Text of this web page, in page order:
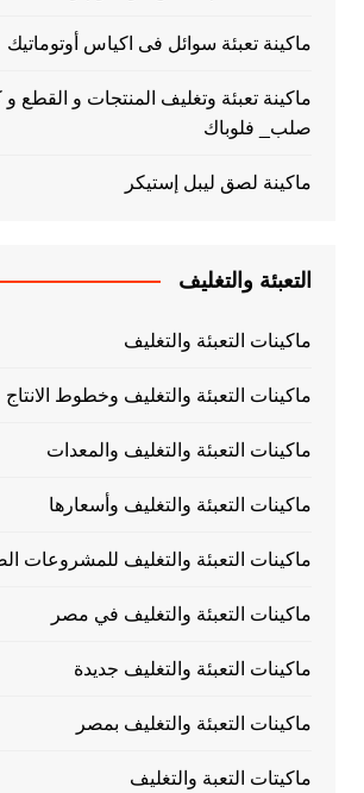
ماكينة تعبئة سوائل فى اكياس أوتوماتيك
ماكينة تعبئة وتغليف المنتجات و القطع
صلب_ فلوباك
ماكينة لصق ليبل إستيكر
التعبئة والتغليف
ماكينات التعبئة والتغليف
ماكينات التعبئة والتغليف وخطوط الانتاج
ماكينات التعبئة والتغليف والمعدات
ماكينات التعبئة والتغليف وأسعارها
ماكينات التعبئة والتغليف للمشروعات
ماكينات التعبئة والتغليف في مصر
ماكينات التعبئة والتغليف جديدة
ماكينات التعبئة والتغليف بمصر
ماكيتات التعبة والتغليف